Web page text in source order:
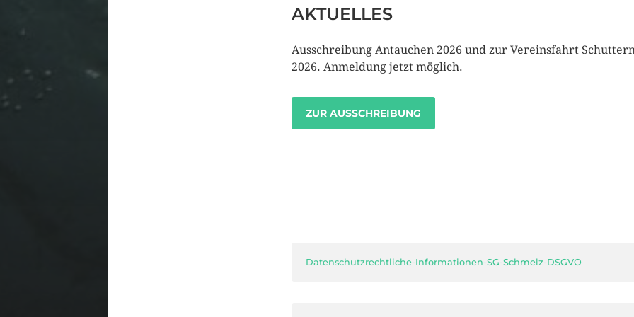
AKTUELLES
Ausschreibung Antauchen 2026 und zur Vereinsfahrt
2026. Anmeldung jetzt möglich.
ZUR AUSSCHREIBUNG
Datenschutzrechtliche-Informationen-SG-Schmelz-DSGVO